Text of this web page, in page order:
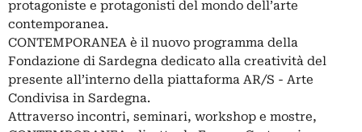
protagoniste e protagonisti del mondo dell’arte
contemporanea.
CONTEMPORANEA è il nuovo programma della
Fondazione di Sardegna dedicato alla creatività del
presente all’interno della piattaforma AR/S - Arte
Condivisa in Sardegna.
Attraverso incontri, seminari, workshop e mostre,